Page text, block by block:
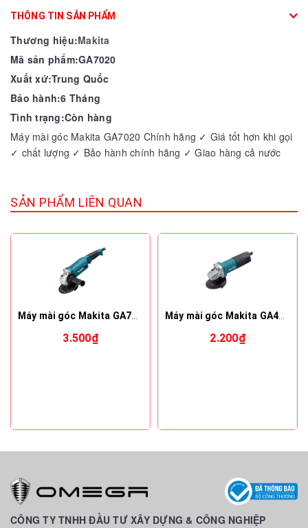
THÔNG TIN SẢN PHẨM
Thương hiệu:Makita
Mã sản phẩm:GA7020
Xuất xứ:Trung Quốc
Bảo hành:6 Tháng
Tình trạng:Còn hàng
Máy mài góc Makita GA7020 Chính hãng ✓ Giá tốt hơn khi gọi
✓ chất lượng ✓ Bảo hành chính hãng ✓ Giao hàng cả nước
SẢN PHẨM LIÊN QUAN
3.500₫ 2.200₫
CÔNG TY TNHH ĐẦU TƯ XÂY DỰNG & CÔNG NGHIỆP